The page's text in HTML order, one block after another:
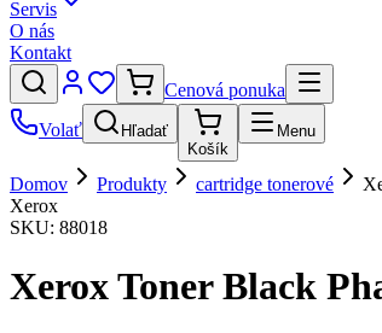
Servis
O nás
Kontakt
Cenová ponuka
Volať
Hľadať
Košík
Menu
Domov Produkty cartridge tonerové
Xerox
SKU: 88018
Xerox Toner Black